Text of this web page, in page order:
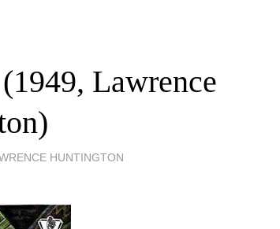
Lawrence
HUNTINGTON